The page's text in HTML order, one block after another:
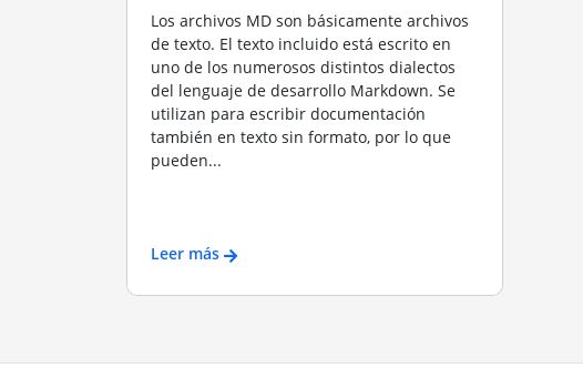
Los archivos MD son básicamente archivos
de texto. El texto incluido está escrito en
uno de los numerosos distintos dialectos
del lenguaje de desarrollo Markdown. Se
utilizan para escribir documentación
también en texto sin formato, por lo que
pueden...
Leer más